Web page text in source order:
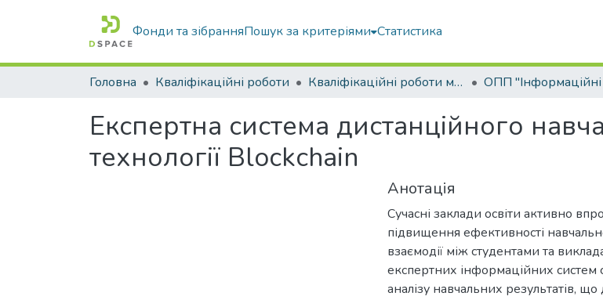
Фонди та зібранняПошук за критеріями Статистика
Головна Кваліфікаційні роботи Кваліфікаційні роботи магістрів
Експертна система дистанційного
технології Blockchain
Анотація
Сучасні заклади освіти активно
підвищення ефективності
взаємодії між студентами та
експертних інформаційних систем
аналізу навчальних результатів,